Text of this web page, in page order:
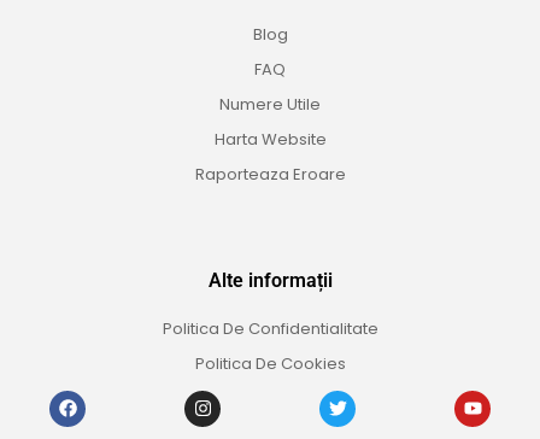
Blog
FAQ
Numere Utile
Harta Website
Raporteaza Eroare
Alte informații
Politica De Confidentialitate
Politica De Cookies